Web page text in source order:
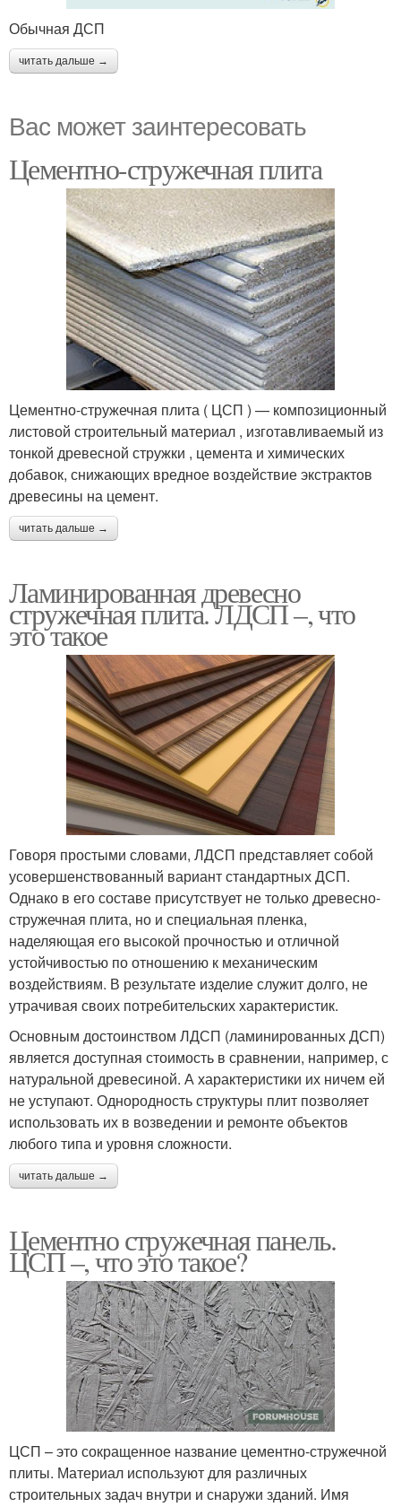
Обычная ДСП
читать дальше →
Вас может заинтересовать
Цементно-стружечная плита
Цементно-стружечная плита ( ЦСП ) — композиционный
листовой строительный материал , изготавливаемый из
тонкой древесной стружки , цемента и химических
добавок, снижающих вредное воздействие экстрактов
древесины на цемент.
читать дальше →
Ламинированная древесно
стружечная плита. ЛДСП –, что
это такое
Говоря простыми словами, ЛДСП представляет собой
усовершенствованный вариант стандартных ДСП.
Однако в его составе присутствует не только древесно-
стружечная плита, но и специальная пленка,
наделяющая его высокой прочностью и отличной
устойчивостью по отношению к механическим
воздействиям. В результате изделие служит долго, не
утрачивая своих потребительских характеристик.
Основным достоинством ЛДСП (ламинированных ДСП)
является доступная стоимость в сравнении, например, с
натуральной древесиной. А характеристики их ничем ей
не уступают. Однородность структуры плит позволяет
использовать их в возведении и ремонте объектов
любого типа и уровня сложности.
читать дальше →
Цементно стружечная панель.
ЦСП –, что это такое?
ЦСП – это сокращенное название цементно-стружечной
плиты. Материал используют для различных
строительных задач внутри и снаружи зданий. Имя